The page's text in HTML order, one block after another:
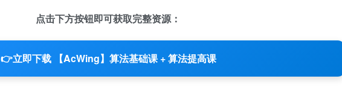
点击下方按钮即可获取完整资源：
👉立即下载 【AcWing】算法基础课 + 算法提高课